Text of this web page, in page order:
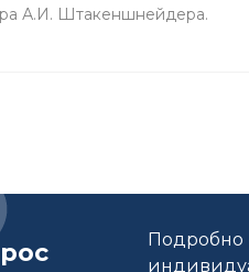
А.И. Штакеншнейдера.
Подробно